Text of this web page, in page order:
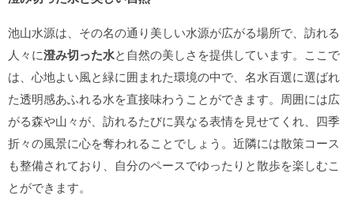
池山水源は、その名の通り美しい水源が広がる場所で、訪れる
人々に澄み切った水と自然の美しさを提供しています。ここで
は、心地よい風と緑に囲まれた環境の中で、名水百選に選ばれ
た透明感あふれる水を直接味わうことができます。周囲には広
がる森や山々が、訪れるたびに異なる表情を見せてくれ、四季
折々の風景に心を奪われることでしょう。近隣には散策コース
も整備されており、自分のペースでゆったりと散歩を楽しむこ
とができます。